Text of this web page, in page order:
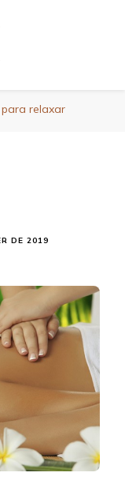
relaxar
DE 2019